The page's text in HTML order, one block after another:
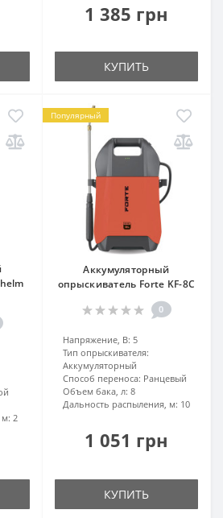
1 385 грн
КУПИТЬ
м: 2
Популярный
Аккумуляторный
опрыскиватель Forte KF-8C
0
Напряжение, В: 5
Тип опрыскивателя:
Аккумуляторный
Способ переноса: Ранцевый
Объем бака, л: 8
Дальность распыления, м: 10
1 051 грн
КУПИТЬ